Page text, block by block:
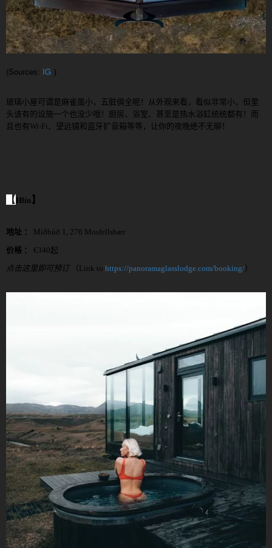
(Sources: IG )
玻璃小屋可谓是麻雀虽小，五脏俱全呢！从外观来看，看似非常小，但里
头该有的设施一个也没少哦！厨房、浴室、甚至是热水浴缸统统都有！而
且也有Wi-Fi、望远镜和蓝牙扩音箱等等，让你的夜晚绝不无聊！
【 Hlín 】
地址 ： Miðbúð 1, 276 Mosfellsbær
价格 ：
€340起
点击这里即可预订 （ Link to https://panoramaglasslodge.com/booking/）